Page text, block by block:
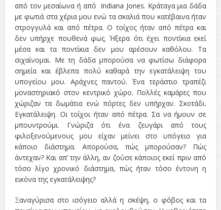
από τον μεσαίωνα ή από Indiana Jones. Κράταγα μια δάδα
με φωτιά στα χέρια μου ενώ τα σκαλιά που κατέβαινα ήταν
στρογγυλά και από πέτρα. Ο τοίχος ήταν από πέτρα και
δεν υπήρχε πουθενά φως. Ήξερα ότι έχει ποντίκια εκεί
μέσα και τα ποντίκια δεν μου αρέσουν καθόλου. Τα
σιχαίνομαι. Με τη δάδα μπορούσα να φωτίσω διάφορα
σημεία και έβλεπα πολύ καθαρά την εγκατάλειψη του
υπογείου μου. Αράχνες παντού. Ένα τεράστιο τραπέζι
μοναστηριακό στον κεντρικό χώρο. Πολλές καμάρες που
χώριζαν τα δωμάτια ενώ πόρτες δεν υπήρχαν. Σκοτάδι.
Εγκατάλειψη. Οι τοίχοι ήταν από πέτρα. Σα να ήμουν σε
μπουντρούμι. Γνώριζα ότι ένα ζευγάρι από τους
φιλοξενούμενους μου είχαν μείνει στο υπόγειο για
κάποιο διάστημα. Απορούσα, πώς μπορούσαν? Πώς
άντεχαν? Και απ’ την άλλη, αν ζούσε κάποιος εκεί πριν από
τόσο λίγο χρονικό διάστημα, πώς ήταν τόσο έντονη η
εικόνα της εγκατάλειψης?
Ξαναγύρισα στο ισόγειο αλλά η σκέψη, ο φόβος και τα